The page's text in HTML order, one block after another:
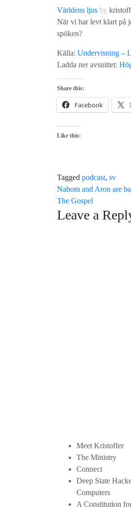
Världens ljus by
När vi har levt klart på
spöken?
Källa: Undervisning –
Ladda ner avsnittet:
Share this:
Facebook
Like this:
Tagged podcast, sv
Post
navigation
Nahom and Aron are
The Gospel
Leave a
Meet Kristoffer
The Ministry
Connect
Deep State
Computers
A Constitution